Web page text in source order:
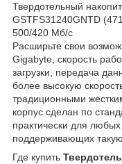
Твердотельный
GSTFS31240GNTD
500/420 Мб/с
Расширьте свои
Gigabyte, скорость
загрузки, передача
более высокую
традиционными
корпус сделан по
практически для
поддерживающих
Где купить